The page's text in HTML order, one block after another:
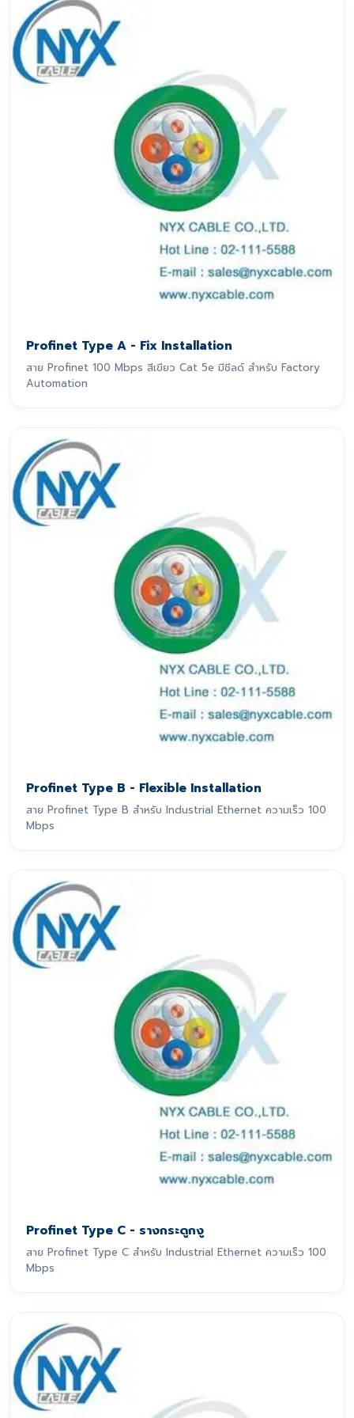
Profinet Type A - Fix Installation
สาย Profinet 100 Mbps สีเขียว Cat 5e มีชีลด์ สำหรับ Factory
Automation
Profinet Type B - Flexible Installation
สาย Profinet Type B สำหรับ Industrial Ethernet ความเร็ว 100
Mbps
Profinet Type C - รางกระดูกงู
สาย Profinet Type C สำหรับ Industrial Ethernet ความเร็ว 100
Mbps